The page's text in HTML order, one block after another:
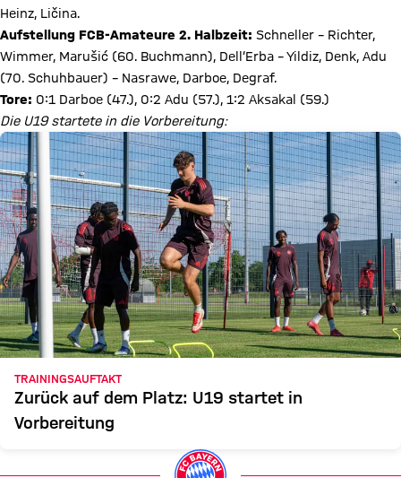
Heinz, Ličina.
Aufstellung FCB-Amateure 2. Halbzeit: Schneller – Richter,
Wimmer, Marušić (60. Buchmann), Dell‘Erba – Yildiz, Denk, Adu
(70. Schuhbauer) – Nasrawe, Darboe, Degraf.
Tore: 0:1 Darboe (47.), 0:2 Adu (57.), 1:2 Aksakal (59.)
Die U19 startete in die Vorbereitung:
TRAININGSAUFTAKT
Zurück auf dem Platz: U19 startet in
Vorbereitung